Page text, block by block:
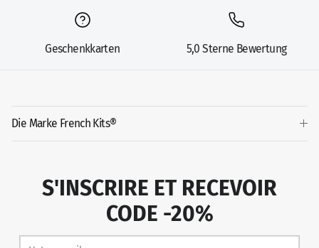
Geschenkkarten 5,0 Sterne Bewertung
Die Marke French Kits®
S'INSCRIRE ET RECEVOIR
CODE -20%